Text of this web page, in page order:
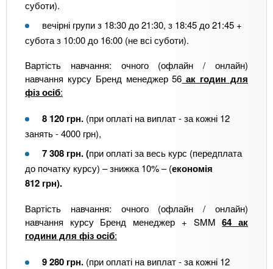
суботи).
вечірні групи з 18:30 до 21:30, з 18:45 до 21:45 +
субота з 10:00 до 16:00 (не всі суботи).
Вартість навчання: очного (офлайн / онлайн)
навчання курсу Бренд менеджер 56 ак годин для
фіз осіб:
8 120 грн. (при оплаті на виплат - за кожні 12
занять - 4000 грн),
7 308 грн.(при оплаті за весь курс (передплата
до початку курсу) – знижка 10% – (економія
812 грн).
Вартість навчання: очного (офлайн / онлайн)
навчання курсу Бренд менеджер + SMM64 ак
години для фіз осіб:
9 280 грн. (при оплаті на виплат - за кожні 12